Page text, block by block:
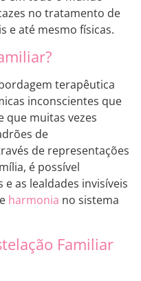
no tratamento de
e até mesmo físicas.
terapêutica
inconscientes que
que muitas vezes
de
de representações
é possível
as lealdades invisíveis
harmonia no sistema
Familiar